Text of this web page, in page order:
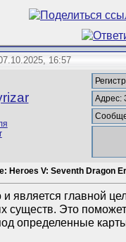
16:57
Адрес:
Heroes V: Seventh Dragon
и является главной
существ. Это
определенные